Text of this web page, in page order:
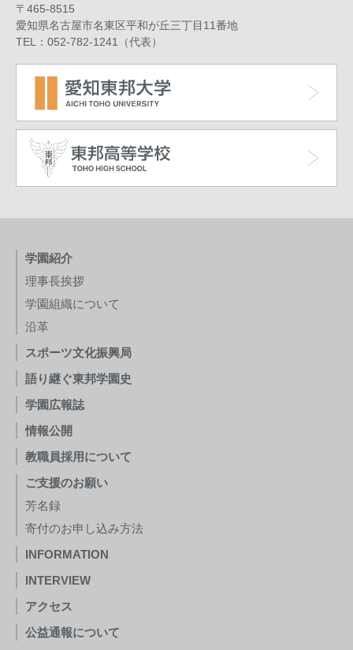
〒465-8515
愛知県名古屋市名東区平和が丘三丁目11番地
TEL：052-782-1241（代表）
学園紹介
理事長挨拶
学園組織について
沿革
スポーツ文化振興局
語り継ぐ東邦学園史
学園広報誌
情報公開
教職員採用について
ご支援のお願い
芳名録
寄付のお申し込み方法
INFORMATION
INTERVIEW
アクセス
公益通報について